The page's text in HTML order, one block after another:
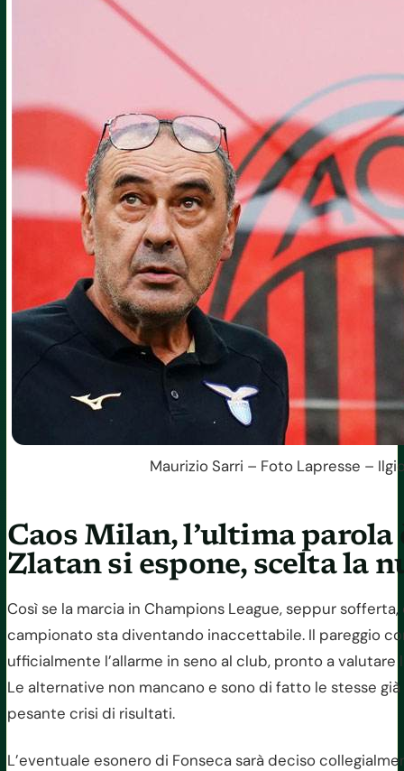
Maurizio Sarri – Foto Lapresse –
Caos Milan, l’ultima
Zlatan si espone, scelta la
Così se la marcia in Champions League, seppur
campionato sta diventando inaccettabile. Il pareggio
ufficialmente l’allarme in seno al club, pronto a
Le alternative non mancano e sono di fatto le stesse
pesante crisi di risultati.
L’eventuale esonero di Fonseca sarà deciso